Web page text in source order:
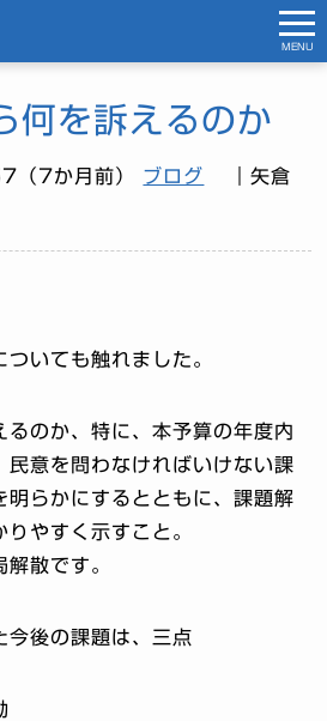
何を訴えるのか
7か月前） ブログ
｜矢倉
いても触れました。
るのか、特に、本予算の年度内
民意を問わなければいけない課
明らかにするとともに、課題解
やすく示すこと。
散です。
今後の課題は、三点
MENU